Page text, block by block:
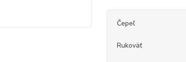
Čepeľ
Rukoväť